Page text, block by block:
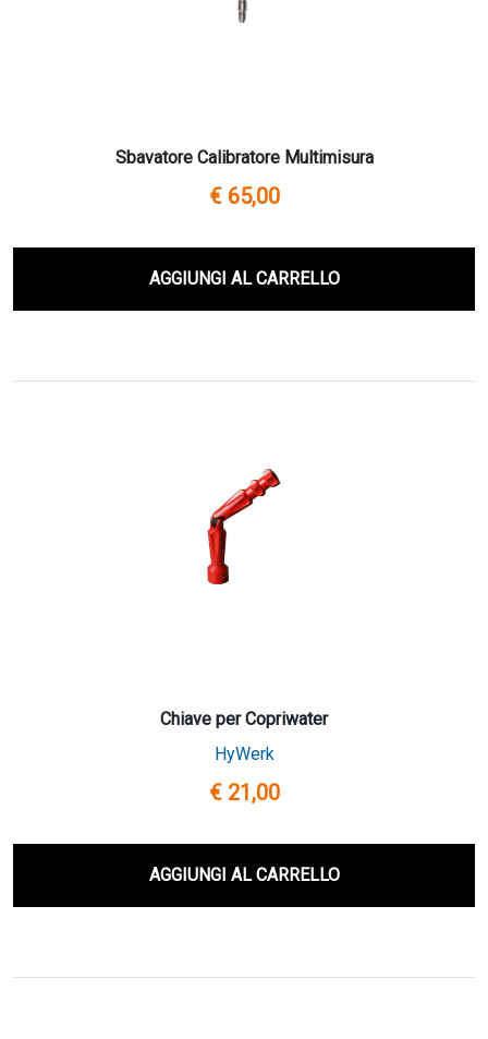
Sbavatore Calibratore Multimisura
€ 65,00
AGGIUNGI AL CARRELLO
Chiave per Copriwater
HyWerk
€ 21,00
AGGIUNGI AL CARRELLO